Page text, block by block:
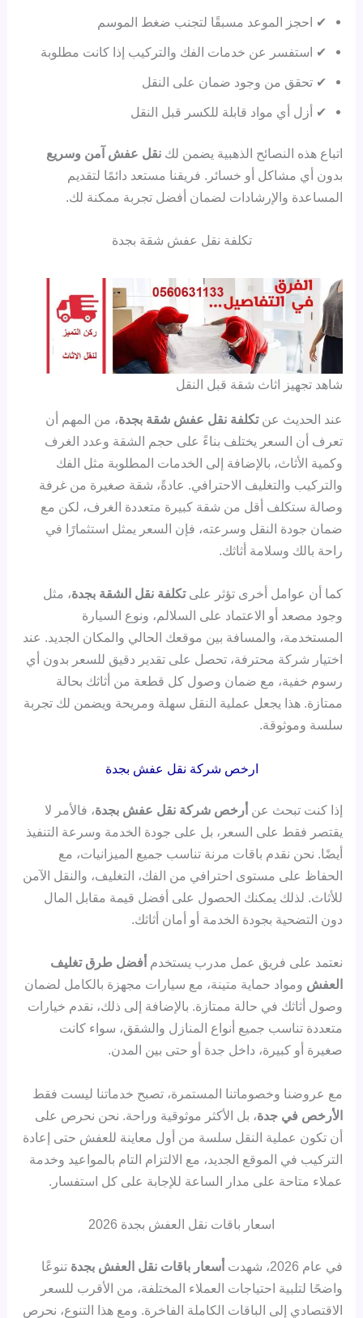
✔ احجز الموعد مسبقًا لتجنب ضغط الموسم
✔ استفسر عن خدمات الفك والتركيب إذا كانت مطلوبة
✔ تحقق من وجود ضمان على النقل
✔ أزل أي مواد قابلة للكسر قبل النقل
اتباع هذه النصائح الذهبية يضمن لكنقل عفش آمن وسريع
بدون أي مشاكل أو خسائر. فريقنا مستعد دائمًا لتقديم
المساعدة والإرشادات لضمان أفضل تجربة ممكنة لك.
تكلفة نقل عفش شقة بجدة
شاهد تجهيز اثاث شقة قبل النقل
عند الحديث عنتكلفة نقل عفش شقة بجدة، من المهم أن
تعرف أن السعر يختلف بناءً على حجم الشقة وعدد الغرف
وكمية الأثاث، بالإضافة إلى الخدمات المطلوبة مثل الفك
والتركيب والتغليف الاحترافي. عادةً، شقة صغيرة من غرفة
وصالة ستكلف أقل من شقة كبيرة متعددة الغرف، لكن مع
ضمان جودة النقل وسرعته، فإن السعر يمثل استثمارًا في
راحة بالك وسلامة أثاثك.
كما أن عوامل أخرى تؤثر علىتكلفة نقل الشقة بجدة، مثل
وجود مصعد أو الاعتماد على السلالم، ونوع السيارة
المستخدمة، والمسافة بين موقعك الحالي والمكان الجديد. عند
اختيار شركة محترفة، تحصل على تقدير دقيق للسعر بدون أي
رسوم خفية، مع ضمان وصول كل قطعة من أثاثك بحالة
ممتازة. هذا يجعل عملية النقل سهلة ومريحة ويضمن لك تجربة
سلسة وموثوقة.
ارخص شركة نقل عفش بجدة
إذا كنت تبحث عن أرخص شركة نقل عفش بجدة، فالأمر لا
يقتصر فقط على السعر، بل على جودة الخدمة وسرعة التنفيذ
أيضًا. نحن نقدم باقات مرنة تناسب جميع الميزانيات، مع
الحفاظ على مستوى احترافي من الفك، التغليف، والنقل الآمن
للأثاث. لذلك يمكنك الحصول على أفضل قيمة مقابل المال
دون التضحية بجودة الخدمة أو أمان أثاثك.
نعتمد على فريق عمل مدرب يستخدم أفضل طرق تغليف
العفش ومواد حماية متينة، مع سيارات مجهزة بالكامل لضمان
وصول أثاثك في حالة ممتازة. بالإضافة إلى ذلك، نقدم خيارات
متعددة تناسب جميع أنواع المنازل والشقق، سواء كانت
صغيرة أو كبيرة، داخل جدة أو حتى بين المدن.
مع عروضنا وخصوماتنا المستمرة، تصبح خدماتنا ليست فقط
الأرخص في جدة، بل الأكثر موثوقية وراحة. نحن نحرص على
أن تكون عملية النقل سلسة من أول معاينة للعفش حتى إعادة
التركيب في الموقع الجديد، مع الالتزام التام بالمواعيد وخدمة
عملاء متاحة على مدار الساعة للإجابة على كل استفسار.
اسعار باقات نقل العفش بجدة 2026
في عام 2026، شهدت أسعار باقات نقل العفش بجدة تنوعًا
واضحًا لتلبية احتياجات العملاء المختلفة، من الأقرب للسعر
الاقتصادي إلى الباقات الكاملة الفاخرة. ومع هذا التنوع، نحرص